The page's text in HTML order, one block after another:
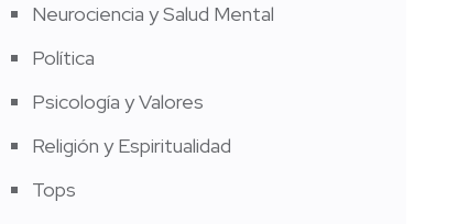
Neurociencia y Salud Mental
Política
Psicología y Valores
Religión y Espiritualidad
Tops